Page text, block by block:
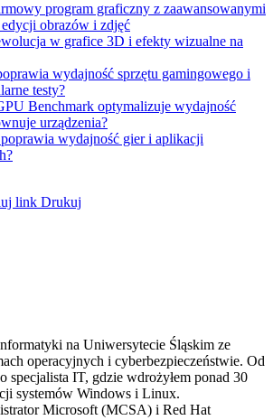
program graficzny z zaawansowanymi
obrazów i zdjęć
w grafice 3D i efekty wizualne na
wydajność sprzętu gamingowego i
testy?
Benchmark optymalizuje wydajność
urządzenia?
wydajność gier i aplikacji
link Drukuj
na Uniwersytecie Śląskim ze
operacyjnych i cyberbezpieczeństwie. Od
specjalista IT, gdzie wdrożyłem ponad 30
systemów Windows i Linux.
Microsoft (MCSA) i Red Hat